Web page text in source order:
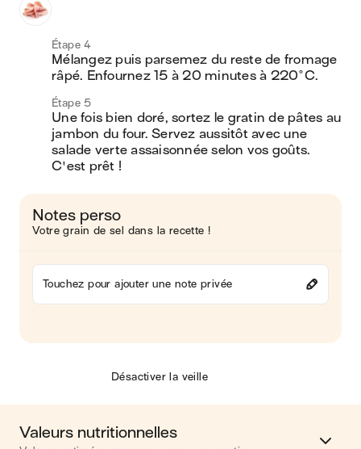
Étape 4
Mélangez puis parsemez du reste de fromage
râpé. Enfournez 15 à 20 minutes à 220°C.
Étape 5
Une fois bien doré, sortez le gratin de pâtes au
jambon du four. Servez aussitôt avec une
salade verte assaisonnée selon vos goûts.
C'est prêt !
Notes perso
Votre grain de sel dans la recette !
Touchez pour ajouter une note privée
Désactiver la veille
Valeurs nutritionnelles